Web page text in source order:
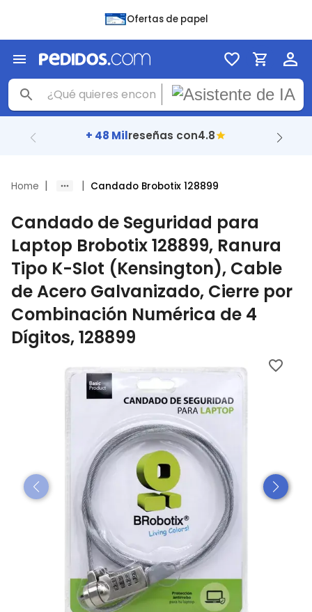
Ofertas de papel
+ 48 Milreseñas con4.8
Home | | Candado Brobotix 128899
Candado de Seguridad para
Laptop Brobotix 128899, Ranura
Tipo K-Slot (Kensington), Cable
de Acero Galvanizado, Cierre por
Combinación Numérica de 4
Dígitos, 128899